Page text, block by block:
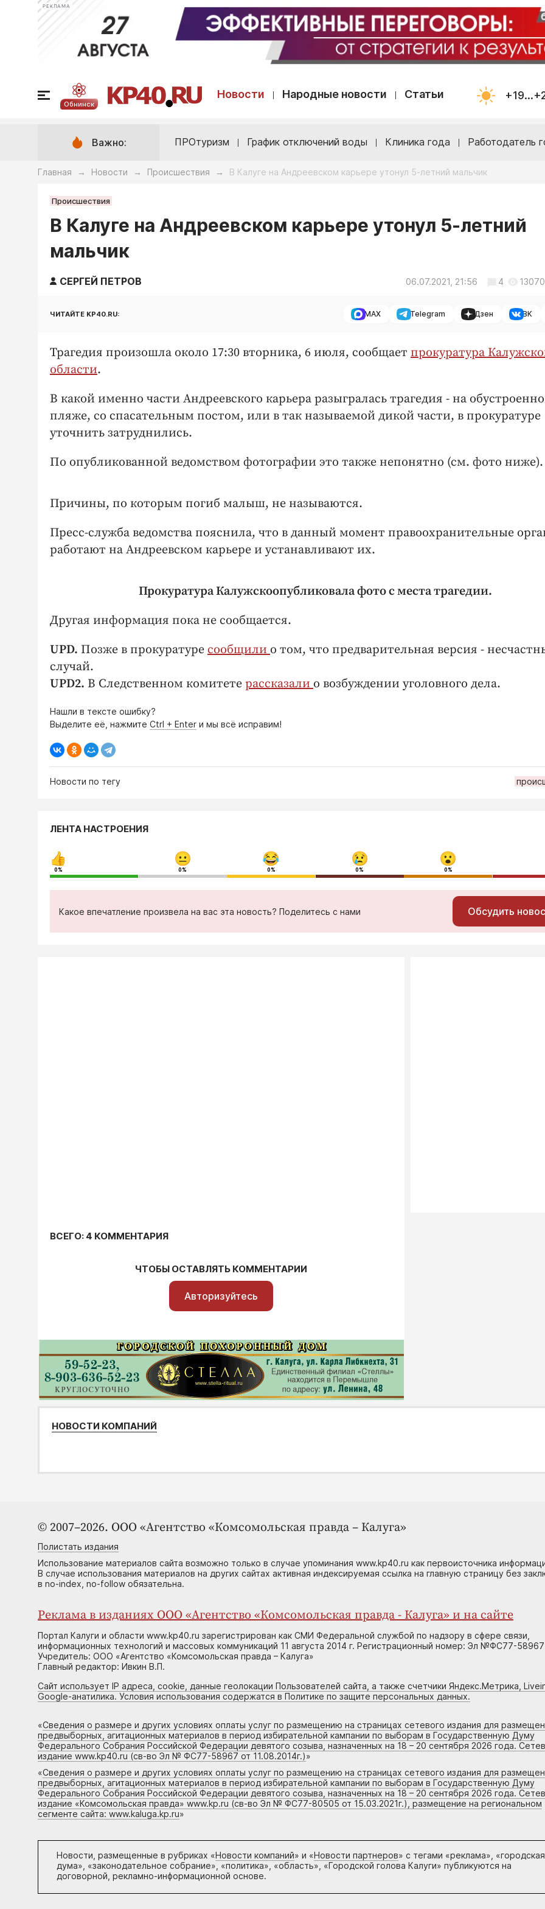
РЕКЛАМА
Обнинск
Новости Народные новости Статьи
Важно: ПРОтуризм График отключений воды Клиника года Работодатель
Главная → Новости → Происшествия → В Калуге на Андреевском карьере утонул 5-летний мальчик
Происшествия
В Калуге на Андреевском карьере утонул 5-летний
мальчик
СЕРГЕЙ ПЕТРОВ 06.07.2021, 21:56 4 13070
ЧИТАЙТЕ KP40.RU: MAX Telegram Дзен ВК
Трагедия произошла около 17:30 вторника, 6 июля, сообщает прокуратура
области.
В какой именно части Андреевского карьера разыгралась трагедия - на
пляже, со спасательным постом, или в так называемой дикой части, в прокуратуре
уточнить затруднились.
По опубликованной ведомством фотографии это также непонятно (см. фото ниже).
Причины, по которым погиб малыш, не называются.
Пресс-служба ведомства пояснила, что в данный момент правоохранительные
работают на Андреевском карьере и устанавливают их.
Прокуратура Калужскоопубликовала фото с места трагедии.
Другая информация пока не сообщается.
UPD. Позже в прокуратуре сообщилио том, что предварительная версия -
случай.
UPD2. В Следственном комитете рассказалио возбуждении уголовного дела.
Нашли в тексте ошибку?
Выделите её, нажмите Ctrl + Enter и мы всё исправим!
Новости по тегу
ЛЕНТА НАСТРОЕНИЯ
0% 0% 0% 0% 0%
Какое впечатление произвела на вас эта новость? Поделитесь с нами Обсудить
ВСЕГО: 4 КОММЕНТАРИЯ
ЧТОБЫ ОСТАВЛЯТЬ КОММЕНТАРИИ
Авторизуйтесь
НОВОСТИ КОМПАНИЙ
© 2007–2026. ООО «Агентство «Комсомольская правда – Калуга»
Полистать издания
Использование материалов сайта возможно только в случае упоминания www.kp40.ru как первоисточника
В случае использования материалов на других сайтах активная индексируемая ссылка на главную страницу без
в no-index, no-follow обязательна.
Реклама в изданиях ООО «Агентство «Комсомольская правда - Калуга» и на сайте
Портал Калуги и области www.kp40.ru зарегистрирован как СМИ Федеральной службой по надзору в сфере связи,
информационных технологий и массовых коммуникаций 11 августа 2014 г. Регистрационный номер: Эл №ФС77-58967
Учредитель: ООО «Агентство «Комсомольская правда – Калуга»
Главный редактор: Ивкин В.П.
Сайт использует IP адреса, cookie, данные геолокации Пользователей сайта, а также счетчики Яндекс.Метрика,
Google-анатилика. Условия использования содержатся в Политике по защите персональных данных.
«Сведения о размере и других условиях оплаты услуг по размещению на страницах сетевого издания для
предвыборных, агитационных материалов в период избирательной кампании по выборам в Государственную Думу
Федерального Собрания Российской Федерации девятого созыва, назначенных на 18 – 20 сентября 2026 года.
издание www.kp40.ru (св-во Эл № ФС77-58967 от 11.08.2014г.)»
«Сведения о размере и других условиях оплаты услуг по размещению на страницах сетевого издания для
предвыборных, агитационных материалов в период избирательной кампании по выборам в Государственную Думу
Федерального Собрания Российской Федерации девятого созыва, назначенных на 18 – 20 сентября 2026 года.
издание «Комсомольская правда» www.kp.ru (св-во Эл № ФС77-80505 от 15.03.2021г.), размещение на региональном
сегменте сайта: www.kaluga.kp.ru»
Новости, размещенные в рубриках «Новости компаний» и «Новости партнеров» с тегами «реклама», «городская
дума», «законодательное собрание», «политика», «область», «Городской голова Калуги» публикуются на
договорной, рекламно-информационной основе.